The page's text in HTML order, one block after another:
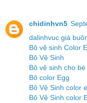
chidinhvn5
dalinhvuc giá
Bô vệ sinh Color
Bô Vệ Sinh
Bô vệ sinh cho bé
Bô color Egg
Bô Vệ Sinh color
Bô Vệ Sinh color